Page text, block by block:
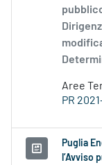
Aree
PR
Puglia
l’Avviso